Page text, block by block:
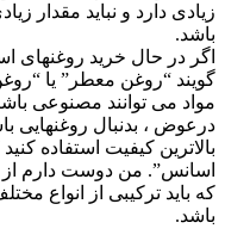
زیادی دارد و نباید مقدار
باشد.
اگر در حال خرید روغنهای
گویند “روغن معطر” یا
مواد می توانند مصنوعی
درعوض ، بدنبال روغنهایی
اسانس”. من دوست دارم از
که باید ترکیبی از انواع
باشد.